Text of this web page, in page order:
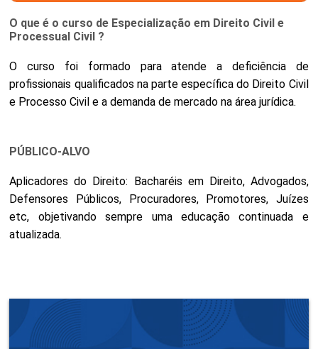
O que é o curso de Especialização em Direito Civil e
Processual Civil ?
O curso foi formado para atende a deficiência de
profissionais qualificados na parte específica do Direito Civil
e Processo Civil e a demanda de mercado na área jurídica.
PÚBLICO-ALVO
Aplicadores do Direito: Bacharéis em Direito, Advogados,
Defensores Públicos, Procuradores, Promotores, Juízes
etc, objetivando sempre uma educação continuada e
atualizada.